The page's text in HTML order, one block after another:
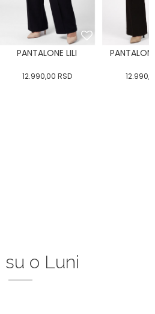
PANTALONE LILI
12.990,00 RSD
su o Luni